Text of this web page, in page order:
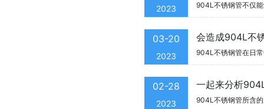
2023 904L不锈钢管不仅
03-20
2023
会造成904L不
904L不锈钢管在日
02-28
2023
一起来分析
904L不锈钢管所含